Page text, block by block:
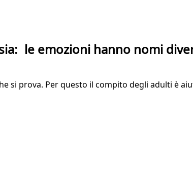
le emozioni hanno nomi
si prova. Per questo il compito degli adulti è